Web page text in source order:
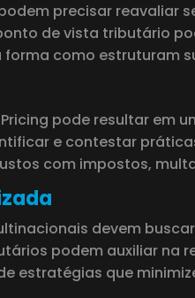
precisar reavaliar
de vista tributário
como estruturam
pode resultar em
e contestar
com impostos,
devem
podem auxiliar
estratégias que